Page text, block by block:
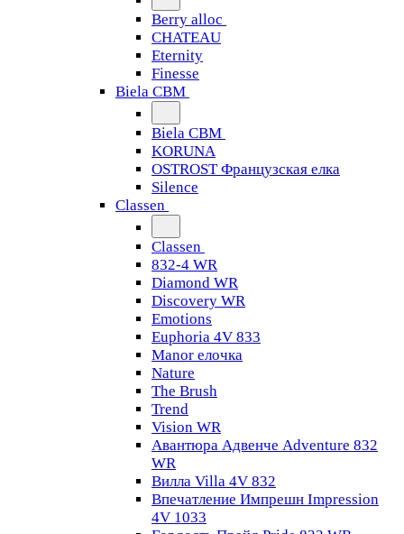
Berry alloc
CHATEAU
Eternity
Finesse
Biela CBM
Biela CBM
KORUNA
OSTROST Французская елка
Silence
Classen
Classen
832-4 WR
Diamond WR
Discovery WR
Emotions
Euphoria 4V 833
Manor елочка
Nature
The Brush
Trend
Vision WR
Авантюра Адвенче Adventure 832
WR
Вилла Villa 4V 832
Впечатление Импрешн Impression
4V 1033